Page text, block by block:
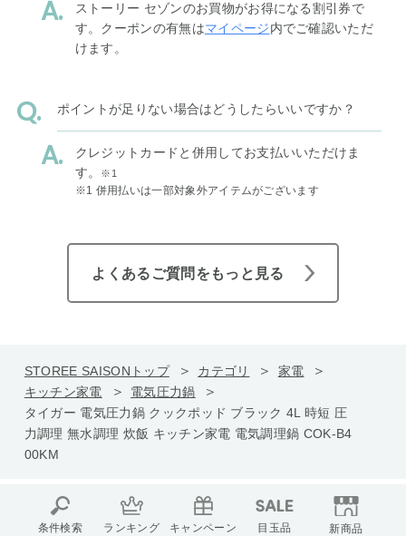
ストーリー セゾンのお買物がお得になる割引券で
す。クーポンの有無はマイページ内でご確認いただ
けます。
ポイントが足りない場合はどうしたらいいですか？
クレジットカードと併用してお支払いいただけま
す。
※1
※1 併用払いは一部対象外アイテムがございます
よくあるご質問をもっと見る
STOREE SAISONトップ カテゴリ
家電
キッチン家電
電気圧力鍋
タイガー 電気圧力鍋 クックポッド ブラック 4L 時短 圧
力調理 無水調理 炊飯 キッチン家電 電気調理鍋 COK-B4
00KM
条件検索 ランキング キャンペーン 目玉品 新商品